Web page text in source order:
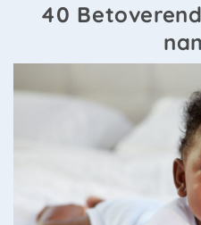
40